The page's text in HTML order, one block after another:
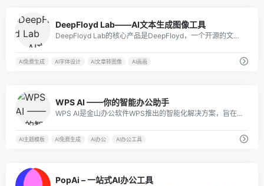
DeepFloyd Lab——AI文本生成图像工具
DeepFloyd Lab的核心产品是DeepFloyd，一个开源的文本生成图像（Text-to-Image）模型。该模型采用最新的深度学习技术，能够根据用户输入的文本生成逼真的图像。
AI免费生成 AI字体设计 AI文章转图像 AI画画
WPS AI ——你的智能办公助手
WPS AI是金山办公软件WPS推出的智能化解决方案，旨在为用户提供更加智能、高效、便捷的智能办公体验。
AI主题模板 AI免费生成 AI办公 AI办公工具
PopAi – 一站式AI办公工具